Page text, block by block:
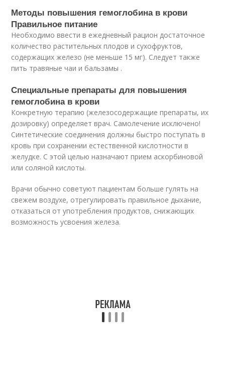
Методы повышения гемоглобина в крови
Правильное питание
Необходимо ввести в ежедневный рацион достаточное
количество растительных плодов и сухофруктов,
содержащих железо (не меньше 15 мг). Следует также
пить травяные чаи и бальзамы .
Специальные препараты для повышения
гемоглобина в крови
Конкретную терапию (железосодержащие препараты, их
дозировку) определяет врач. Самолечение исключено!
Синтетические соединения должны быстро поступать в
кровь при сохранении естественной кислотности в
желудке. С этой целью назначают прием аскорбиновой
или соляной кислоты.
Врачи обычно советуют пациентам больше гулять на
свежем воздухе, отрегулировать правильное дыхание,
отказаться от употребления продуктов, снижающих
возможность усвоения железа.